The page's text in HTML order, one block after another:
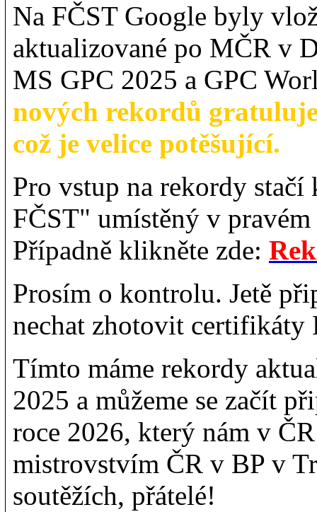
Na FČST Google byly
aktualizované po MČR v
MS GPC 2025 a GPC
nových rekordů
což je velice potěšující.
Pro vstup na rekordy
FČST" umístěný v
Případně klikněte zde:
Prosím o kontrolu. Jetě
nechat zhotovit certifikáty
Tímto máme rekordy
2025 a můžeme se začít
roce 2026, který nám v
mistrovstvím ČR v BP v
soutěžích, přátelé!